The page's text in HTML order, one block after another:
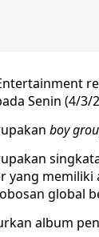
Senin (4/3/
boy
yang memiliki
global
album